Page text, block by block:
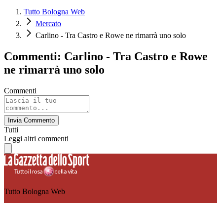
Tutto Bologna Web
Mercato
Carlino - Tra Castro e Rowe ne rimarrà uno solo
Commenti: Carlino - Tra Castro e Rowe
ne rimarrà uno solo
Commenti
Invia Commento
Tutti
Leggi altri commenti
Tutto Bologna Web